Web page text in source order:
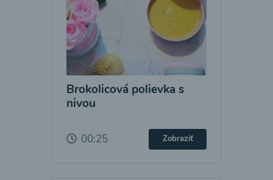
Brokolicová polievka s
nivou
00:25 Zobraziť